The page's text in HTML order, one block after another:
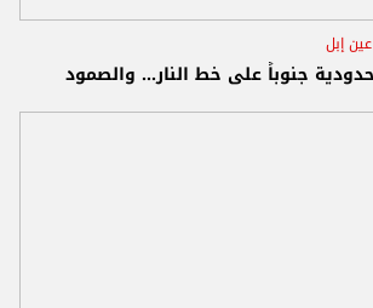
عين إبل
جنوباً على خط النار... والصمود